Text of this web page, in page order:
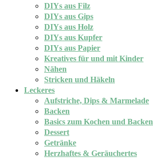
DIYs aus Filz
DIYs aus Gips
DIYs aus Holz
DIYs aus Kupfer
DIYs aus Papier
Kreatives für und mit Kinder
Nähen
Stricken und Häkeln
Leckeres
Aufstriche, Dips & Marmelade
Backen
Basics zum Kochen und Backen
Dessert
Getränke
Herzhaftes & Geräuchertes